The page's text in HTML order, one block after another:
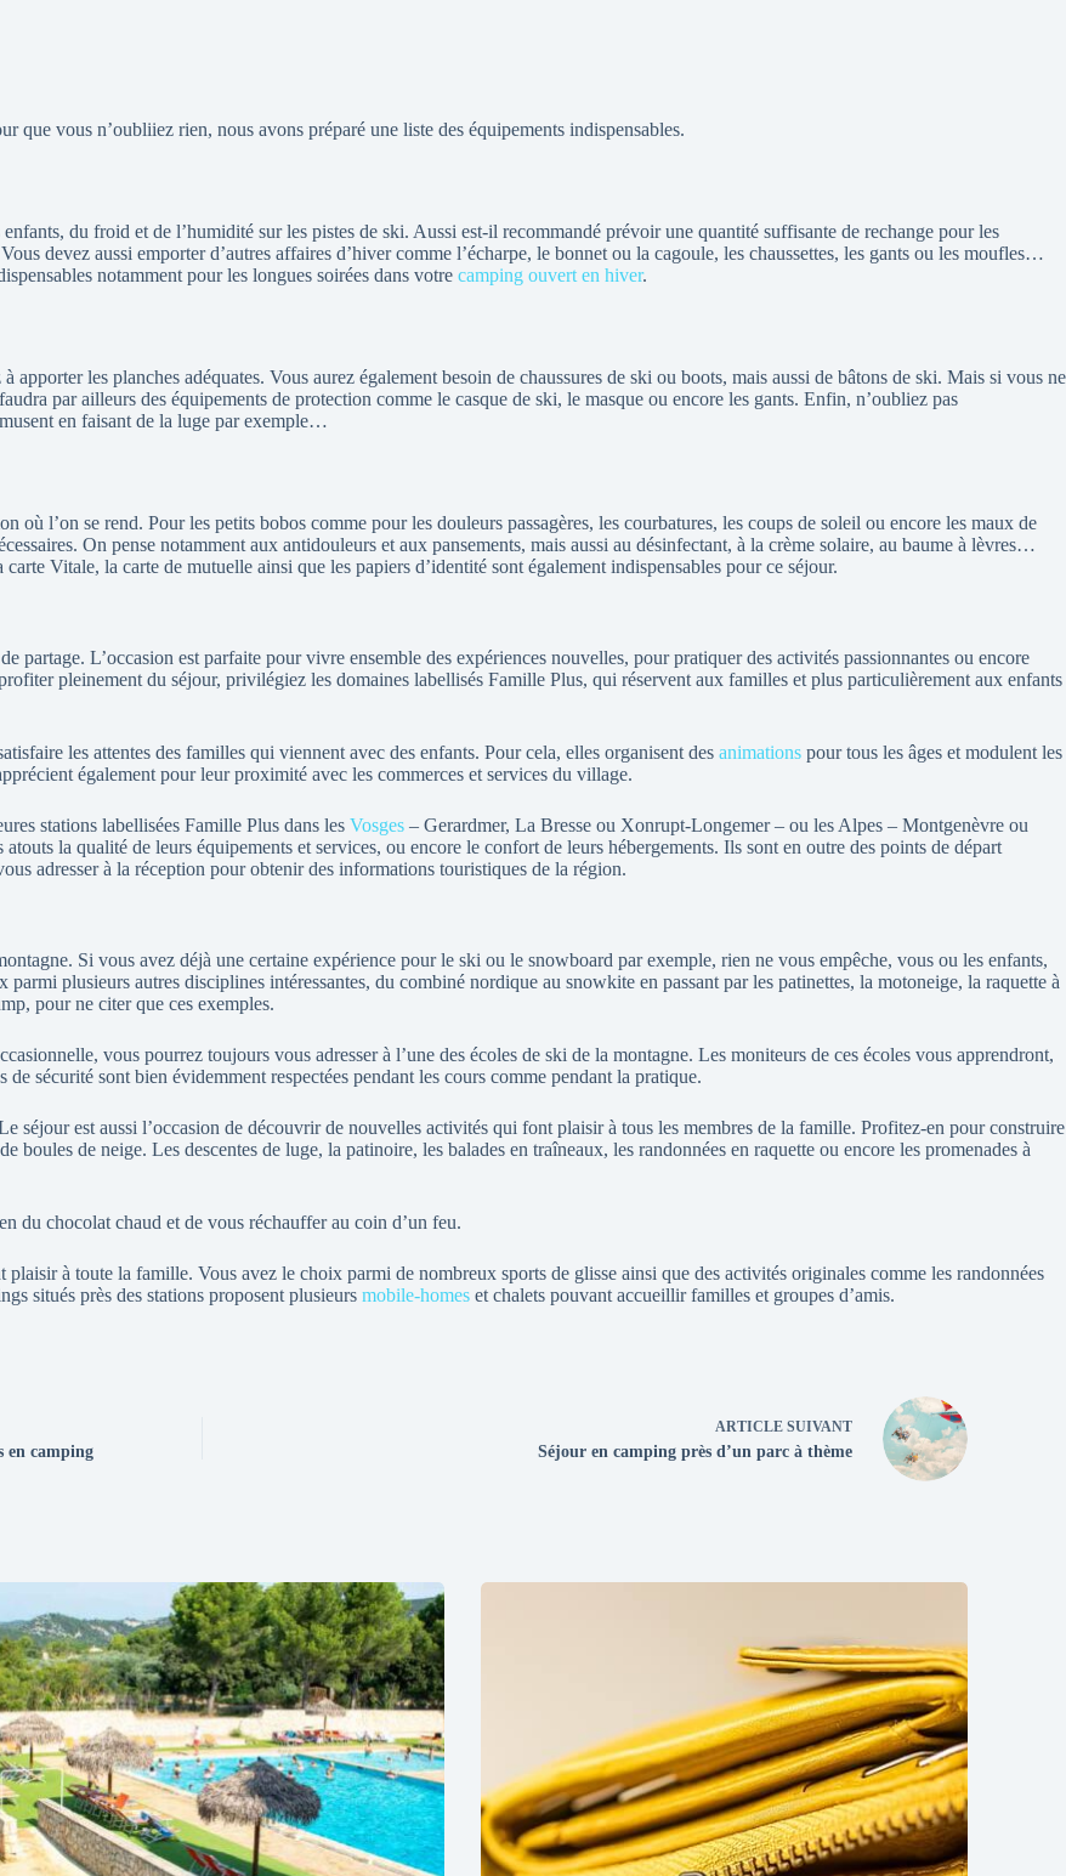
que vous n’oubliiez rien, nous avons préparé une liste des équipements indispensables.
du froid et de l’humidité sur les pistes de ski. Aussi est-il recommandé prévoir une quantité suffisante de rechange pour les
devez aussi emporter d’autres affaires d’hiver comme l’écharpe, le bonnet ou la cagoule, les chaussettes, les gants ou les moufles…
notamment pour les longues soirées dans votre camping ouvert en hiver.
les planches adéquates. Vous aurez également besoin de chaussures de ski ou boots, mais aussi de bâtons de ski. Mais si vous ne
par ailleurs des équipements de protection comme le casque de ski, le masque ou encore les gants. Enfin, n’oubliez pas
en faisant de la luge par exemple…
l’on se rend. Pour les petits bobos comme pour les douleurs passagères, les courbatures, les coups de soleil ou encore les maux de
On pense notamment aux antidouleurs et aux pansements, mais aussi au désinfectant, à la crème solaire, au baume à lèvres…
Vitale, la carte de mutuelle ainsi que les papiers d’identité sont également indispensables pour ce séjour.
partage. L’occasion est parfaite pour vivre ensemble des expériences nouvelles, pour pratiquer des activités passionnantes ou encore
pleinement du séjour, privilégiez les domaines labellisés Famille Plus, qui réservent aux familles et plus particulièrement aux enfants
les attentes des familles qui viennent avec des enfants. Pour cela, elles organisent des animations pour tous les âges et modulent les
également pour leur proximité avec les commerces et services du village.
stations labellisées Famille Plus dans les Vosges – Gerardmer, La Bresse ou Xonrupt-Longemer – ou les Alpes – Montgenèvre ou
la qualité de leurs équipements et services, ou encore le confort de leurs hébergements. Ils sont en outre des points de départ
adresser à la réception pour obtenir des informations touristiques de la région.
Si vous avez déjà une certaine expérience pour le ski ou le snowboard par exemple, rien ne vous empêche, vous ou les enfants,
plusieurs autres disciplines intéressantes, du combiné nordique au snowkite en passant par les patinettes, la motoneige, la raquette à
pour ne citer que ces exemples.
vous pourrez toujours vous adresser à l’une des écoles de ski de la montagne. Les moniteurs de ces écoles vous apprendront,
sécurité sont bien évidemment respectées pendant les cours comme pendant la pratique.
séjour est aussi l’occasion de découvrir de nouvelles activités qui font plaisir à tous les membres de la famille. Profitez-en pour construire
de neige. Les descentes de luge, la patinoire, les balades en traîneaux, les randonnées en raquette ou encore les promenades à
du chocolat chaud et de vous réchauffer au coin d’un feu.
à toute la famille. Vous avez le choix parmi de nombreux sports de glisse ainsi que des activités originales comme les randonnées
situés près des stations proposent plusieurs mobile-homes et chalets pouvant accueillir familles et groupes d’amis.
en camping
ARTICLE SUIVANT
Séjour en camping près d’un parc à thème